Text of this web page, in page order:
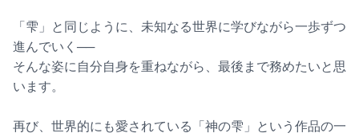
「雫」と同じように、未知なる世界に学びながら一歩ずつ
進んでいく──
そんな姿に自分自身を重ねながら、最後まで務めたいと思
います。
再び、世界的にも愛されている「神の雫」という作品の一